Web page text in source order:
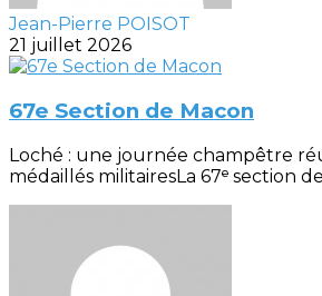
Jean-Pierre POISOT
21 juillet 2026
67e Section de Macon
Loché : une journée champêtre
médaillés militairesLa 67ᵉ section